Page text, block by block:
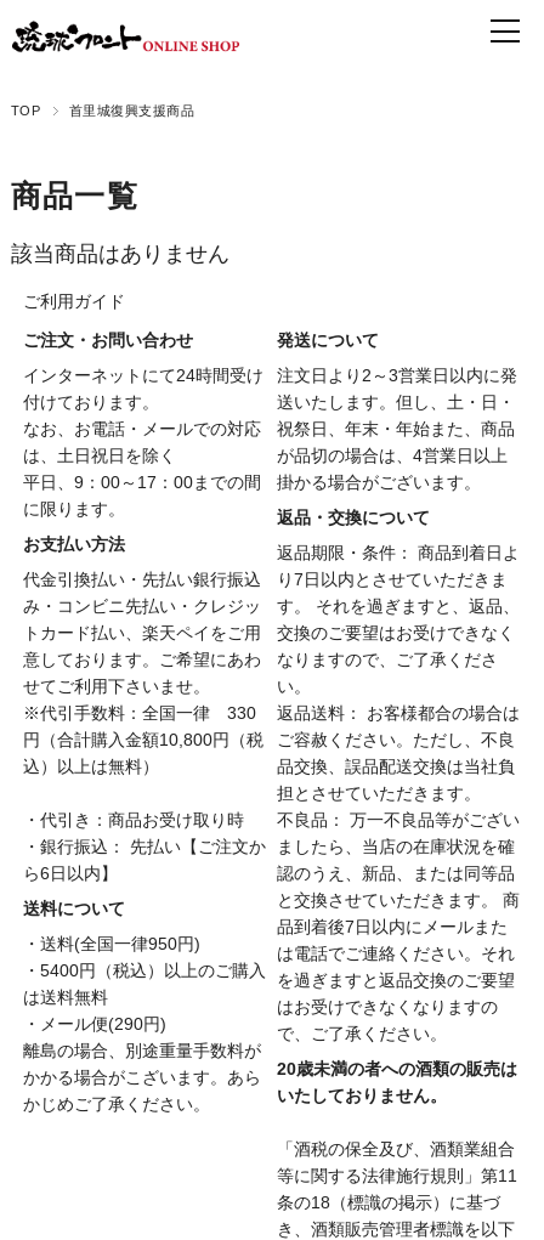
TOP 首里城復興支援商品
商品一覧
該当商品はありません
ご利用ガイド
ご注文・お問い合わせ
インターネットにて24時間受け
付けております。
なお、お電話・メールでの対応
は、土日祝日を除く
平日、9：00～17：00までの間
に限ります。
お支払い方法
代金引換払い・先払い銀行振込
み・コンビニ先払い・クレジッ
トカード払い、楽天ペイをご用
意しております。ご希望にあわ
せてご利用下さいませ。
※代引手数料：全国一律 330
円（合計購入金額10,800円（税
込）以上は無料）
・代引き：商品お受け取り時
・銀行振込： 先払い【ご注文か
ら6日以内】
送料について
・送料(全国一律950円)
・5400円（税込）以上のご購入
は送料無料
・メール便(290円)
離島の場合、別途重量手数料が
かかる場合がこざいます。あら
かじめご了承ください。
発送について
注文日より2～3営業日以内に発
送いたします。但し、土・日・
祝祭日、年末・年始また、商品
が品切の場合は、4営業日以上
掛かる場合がございます。
返品・交換について
返品期限・条件： 商品到着日よ
り7日以内とさせていただきま
す。 それを過ぎますと、返品、
交換のご要望はお受けできなく
なりますので、ご了承くださ
い。
返品送料： お客様都合の場合は
ご容赦ください。ただし、不良
品交換、誤品配送交換は当社負
担とさせていただきます。
不良品： 万一不良品等がござい
ましたら、当店の在庫状況を確
認のうえ、新品、または同等品
と交換させていただきます。 商
品到着後7日以内にメールまた
は電話でご連絡ください。それ
を過ぎますと返品交換のご要望
はお受けできなくなりますの
で、ご了承ください。
20歳未満の者への酒類の販売は
いたしておりません。
「酒税の保全及び、酒類業組合
等に関する法律施行規則」第11
条の18（標識の掲示）に基づ
き、酒類販売管理者標識を以下